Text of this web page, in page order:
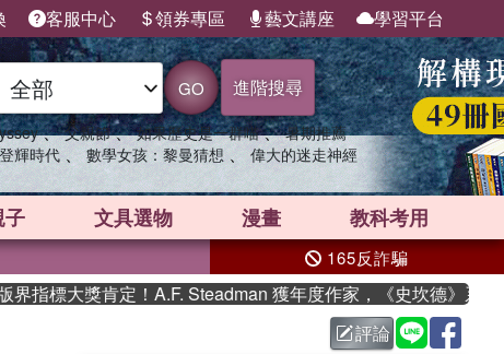
客服中心 領券專區 藝文講座 學習平台
GO 進階搜尋
、 父親節 、 如果歷史是一群喵 、 暑期推薦
輝時代 、 數學女孩：黎曼猜想 、 偉大的迷走神經
子 文具選物 漫畫 教科考用
165反詐騙
標大獎肯定！A.F. Steadman 獲年度作家，《史坎德》系列帶
評論